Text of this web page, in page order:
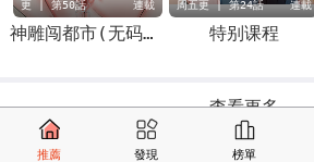
更 | 第50話 連載
神雕闯都市(无码版)
周五更 | 第24話 連載
特别课程
查看更多
推薦 發現 榜單